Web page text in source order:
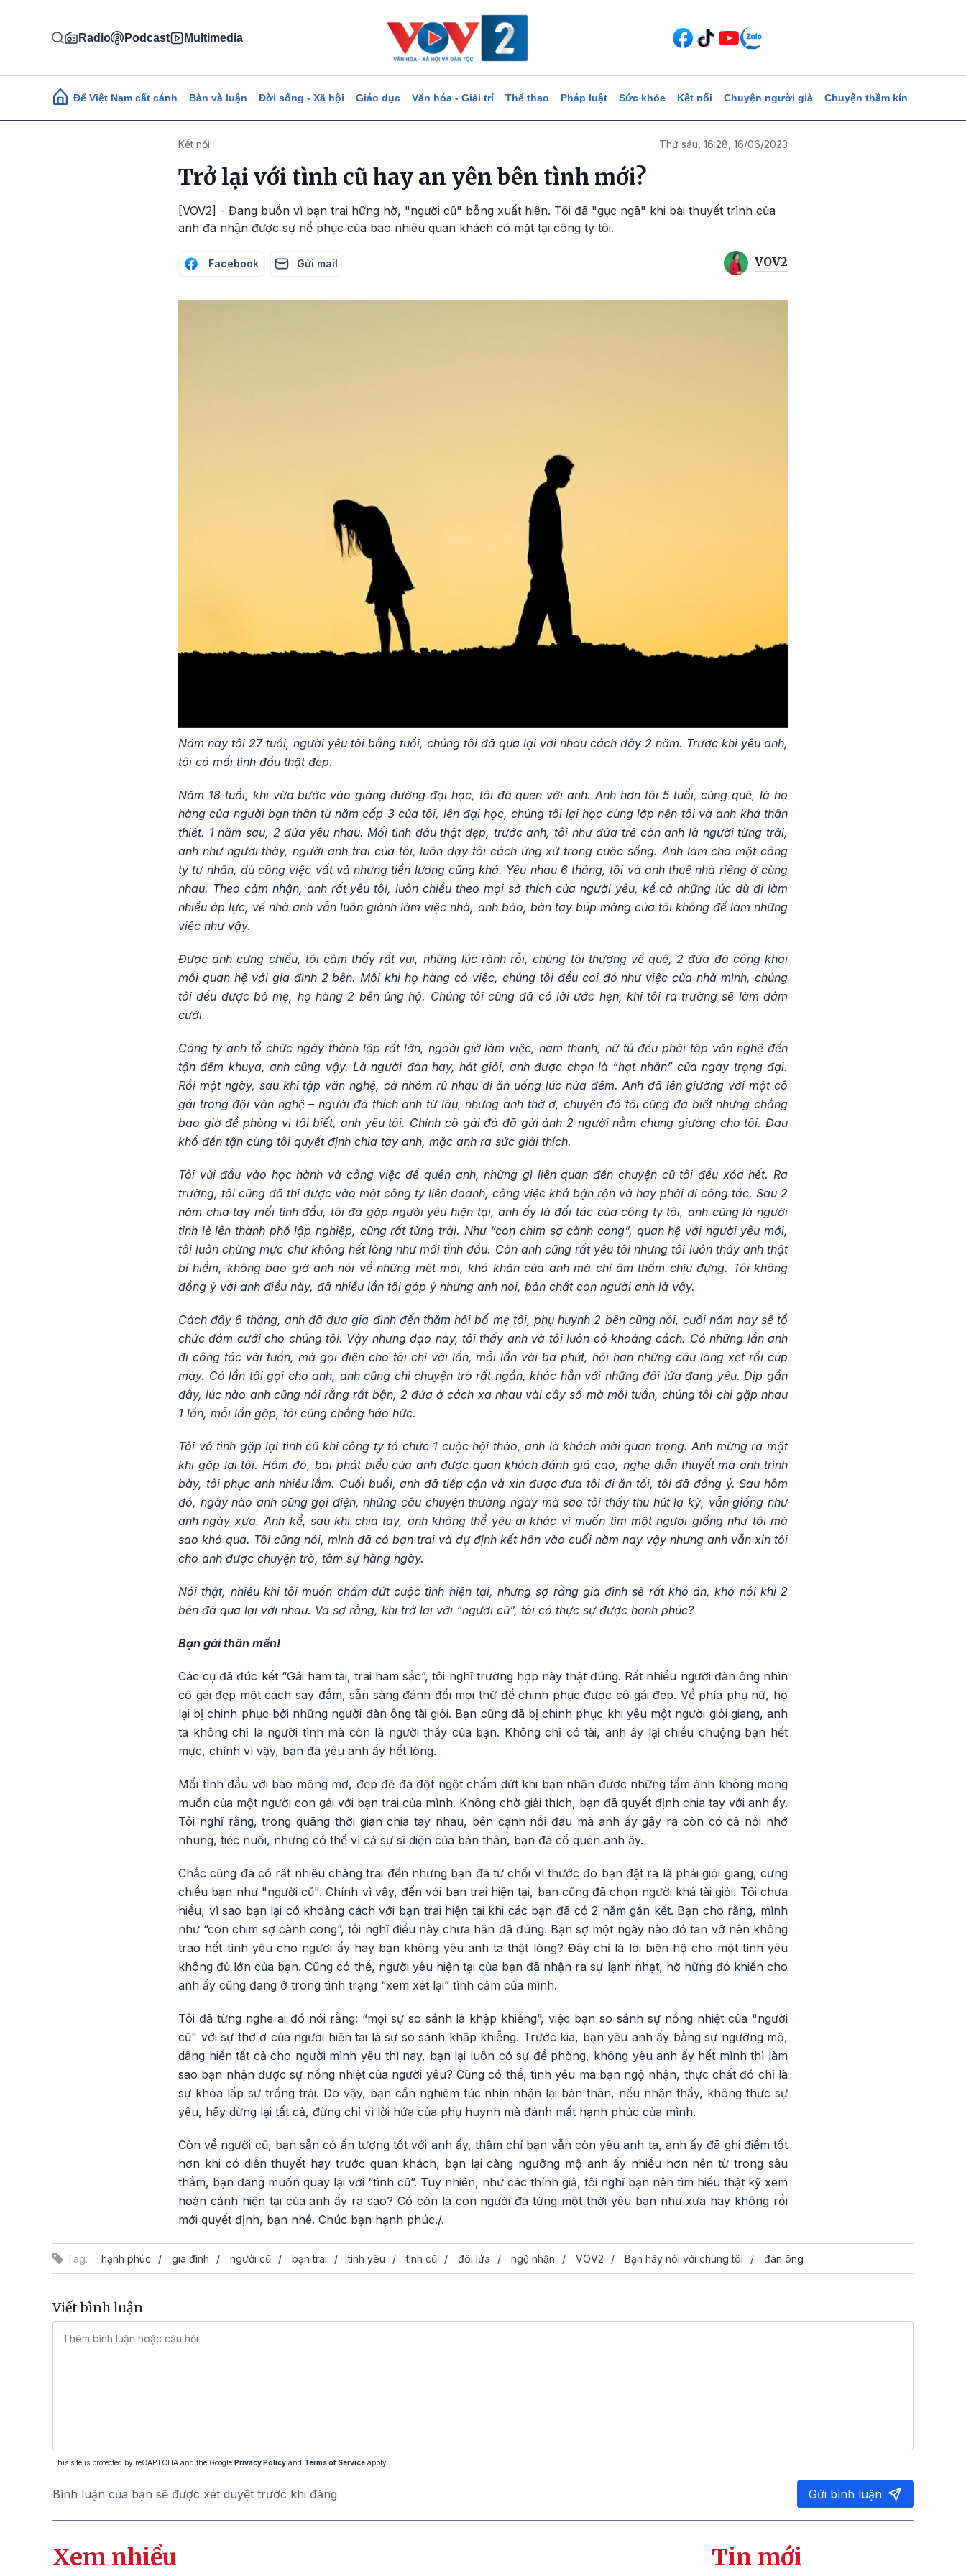
Radio Podcast Multimedia
Main navigation
Để Việt Nam cất cánh Bàn và luận Đời sống - Xã hội Giáo dục Văn hóa - Giải trí Thể thao Pháp luật Sức khỏe Kết nối Chuyện người già Chuyện thầm kín
Kết nối Thứ sáu, 16:28, 16/06/2023
Trở lại với tình cũ hay an yên bên tình mới?
[VOV2] - Đang buồn vì bạn trai hững hờ, "người cũ" bỗng xuất hiện. Tôi đã "gục ngã" khi bài thuyết trình của
anh đã nhận được sự nể phục của bao nhiêu quan khách có mặt tại công ty tôi.
Facebook Gửi mail VOV2
Năm nay tôi 27 tuổi, người yêu tôi bằng tuổi, chúng tôi đã qua lại với nhau cách đây 2 năm. Trước khi yêu anh,
tôi có mối tình đầu thật đẹp.
Năm 18 tuổi, khi vừa bước vào giảng đường đại học, tôi đã quen với anh. Anh hơn tôi 5 tuổi, cùng quê, là họ
hàng của người bạn thân từ năm cấp 3 của tôi, lên đại học, chúng tôi lại học cùng lớp nên tôi và anh khá thân
thiết. 1 năm sau, 2 đứa yêu nhau. Mối tình đầu thật đẹp, trước anh, tôi như đứa trẻ còn anh là người từng trải,
anh như người thày, người anh trai của tôi, luôn dạy tôi cách ứng xử trong cuộc sống. Anh làm cho một công
ty tư nhân, dù công việc vất vả nhưng tiền lương cũng khá. Yêu nhau 6 tháng, tôi và anh thuê nhà riêng ở cùng
nhau. Theo cảm nhận, anh rất yêu tôi, luôn chiều theo mọi sở thích của người yêu, kể cả những lúc dù đi làm
nhiều áp lực, về nhà anh vẫn luôn giành làm việc nhà, anh bảo, bàn tay búp măng của tôi không để làm những
việc như vậy.
Được anh cưng chiều, tôi cảm thấy rất vui, những lúc rảnh rỗi, chúng tôi thường về quê, 2 đứa đã công khai
mối quan hệ với gia đình 2 bên. Mỗi khi họ hàng có việc, chúng tôi đều coi đó như việc của nhà mình, chúng
tôi đều được bố mẹ, họ hàng 2 bên ủng hộ. Chúng tôi cũng đã có lời ước hẹn, khi tôi ra trường sẽ làm đám
cưới.
Công ty anh tổ chức ngày thành lập rất lớn, ngoài giờ làm việc, nam thanh, nữ tú đều phải tập văn nghệ đến
tận đêm khuya, anh cũng vậy. Là người đàn hay, hát giỏi, anh được chọn là “hạt nhân” của ngày trọng đại.
Rồi một ngày, sau khi tập văn nghệ, cả nhóm rủ nhau đi ăn uống lúc nửa đêm. Anh đã lên giường với một cô
gái trong đội văn nghệ – người đã thích anh từ lâu, nhưng anh thờ ơ, chuyện đó tôi cũng đã biết nhưng chẳng
bao giờ đề phòng vì tôi biết, anh yêu tôi. Chính cô gái đó đã gửi ảnh 2 người nằm chung giường cho tôi. Đau
khổ đến tận cùng tôi quyết định chia tay anh, mặc anh ra sức giải thích.
Tôi vùi đầu vào học hành và công việc để quên anh, những gì liên quan đến chuyện cũ tôi đều xóa hết. Ra
trường, tôi cũng đã thi được vào một công ty liên doanh, công việc khá bận rộn và hay phải đi công tác. Sau 2
năm chia tay mối tình đầu, tôi đã gặp người yêu hiện tại, anh ấy là đối tác của công ty tôi, anh cũng là người
tỉnh lẻ lên thành phố lập nghiệp, cũng rất từng trải. Như “con chim sợ cành cong”, quan hệ với người yêu mới,
tôi luôn chừng mực chứ không hết lòng như mối tình đầu. Còn anh cũng rất yêu tôi nhưng tôi luôn thấy anh thật
bí hiểm, không bao giờ anh nói về những mệt mỏi, khó khăn của anh mà chỉ âm thầm chịu đựng. Tôi không
đồng ý với anh điều này, đã nhiều lần tôi góp ý nhưng anh nói, bản chất con người anh là vậy.
Cách đây 6 tháng, anh đã đưa gia đình đến thăm hỏi bố mẹ tôi, phụ huynh 2 bên cũng nói, cuối năm nay sẽ tổ
chức đám cưới cho chúng tôi. Vậy nhưng dạo này, tôi thấy anh và tôi luôn có khoảng cách. Có những lần anh
đi công tác vài tuần, mà gọi điện cho tôi chỉ vài lần, mỗi lần vài ba phút, hỏi han những câu lãng xẹt rồi cúp
máy. Có lần tôi gọi cho anh, anh cũng chỉ chuyện trò rất ngắn, khác hẳn với những đôi lứa đang yêu. Dịp gần
đây, lúc nào anh cũng nói rằng rất bận, 2 đứa ở cách xa nhau vài cây số mà mỗi tuần, chúng tôi chỉ gặp nhau
1 lần, mỗi lần gặp, tôi cũng chẳng háo hức.
Tôi vô tình gặp lại tình cũ khi công ty tổ chức 1 cuộc hội thảo, anh là khách mời quan trọng. Anh mừng ra mặt
khi gặp lại tôi. Hôm đó, bài phát biểu của anh được quan khách đánh giá cao, nghe diễn thuyết mà anh trình
bày, tôi phục anh nhiều lắm. Cuối buổi, anh đã tiếp cận và xin được đưa tôi đi ăn tối, tôi đã đồng ý. Sau hôm
đó, ngày nào anh cũng gọi điện, những câu chuyện thường ngày mà sao tôi thấy thu hút lạ kỳ, vẫn giống như
anh ngày xưa. Anh kể, sau khi chia tay, anh không thể yêu ai khác vì muốn tìm một người giống như tôi mà
sao khó quá. Tôi cũng nói, mình đã có bạn trai và dự định kết hôn vào cuối năm nay vậy nhưng anh vẫn xin tôi
cho anh được chuyện trò, tâm sự hàng ngày.
Nói thật, nhiều khi tôi muốn chấm dứt cuộc tình hiện tại, nhưng sợ rằng gia đình sẽ rất khó ăn, khó nói khi 2
bên đã qua lại với nhau. Và sợ rằng, khi trở lại với “người cũ”, tôi có thực sự được hạnh phúc?
Bạn gái thân mến!
Các cụ đã đúc kết “Gái ham tài, trai ham sắc”, tôi nghĩ trường hợp này thật đúng. Rất nhiều người đàn ông nhìn
cô gái đẹp một cách say đắm, sẵn sàng đánh đổi mọi thứ để chinh phục được cô gái đẹp. Về phía phụ nữ, họ
lại bị chinh phục bởi những người đàn ông tài giỏi. Bạn cũng đã bị chinh phục khi yêu một người giỏi giang, anh
ta không chỉ là người tình mà còn là người thầy của bạn. Không chỉ có tài, anh ấy lại chiều chuộng bạn hết
mực, chính vì vậy, bạn đã yêu anh ấy hết lòng.
Mối tình đầu với bao mộng mơ, đẹp đẽ đã đột ngột chấm dứt khi bạn nhận được những tấm ảnh không mong
muốn của một người con gái với bạn trai của mình. Không chờ giải thích, bạn đã quyết định chia tay với anh ấy.
Tôi nghĩ rằng, trong quãng thời gian chia tay nhau, bên cạnh nỗi đau mà anh ấy gây ra còn có cả nỗi nhớ
nhung, tiếc nuối, nhưng có thể vì cả sự sĩ diện của bản thân, bạn đã cố quên anh ấy.
Chắc cũng đã có rất nhiều chàng trai đến nhưng bạn đã từ chối vì thước đo bạn đặt ra là phải giỏi giang, cưng
chiều bạn như "người cũ". Chính vì vậy, đến với bạn trai hiện tại, bạn cũng đã chọn người khá tài giỏi. Tôi chưa
hiểu, vì sao bạn lại có khoảng cách với bạn trai hiện tại khi các bạn đã có 2 năm gắn kết. Bạn cho rằng, mình
như “con chim sợ cành cong”, tôi nghĩ điều này chưa hẳn đã đúng. Bạn sợ một ngày nào đó tan vỡ nên không
trao hết tình yêu cho người ấy hay bạn không yêu anh ta thật lòng? Đây chỉ là lời biện hộ cho một tình yêu
không đủ lớn của bạn. Cũng có thể, người yêu hiện tại của bạn đã nhận ra sự lạnh nhạt, hờ hững đó khiến cho
anh ấy cũng đang ở trong tình trạng “xem xét lại” tình cảm của mình.
Tôi đã từng nghe ai đó nói rằng: “mọi sự so sánh là khập khiễng”, việc bạn so sánh sự nồng nhiệt của "người
cũ" với sự thờ ơ của người hiện tại là sự so sánh khập khiễng. Trước kia, bạn yêu anh ấy bằng sự ngưỡng mộ,
dâng hiến tất cả cho người mình yêu thì nay, bạn lại luôn có sự đề phòng, không yêu anh ấy hết mình thì làm
sao bạn nhận được sự nồng nhiệt của người yêu? Cũng có thể, tình yêu mà bạn ngộ nhận, thực chất đó chỉ là
sự khỏa lấp sự trống trải. Do vậy, bạn cần nghiêm túc nhìn nhận lại bản thân, nếu nhận thấy, không thực sự
yêu, hãy dừng lại tất cả, đừng chỉ vì lời hứa của phụ huynh mà đánh mất hạnh phúc của mình.
Còn về người cũ, bạn sẵn có ấn tượng tốt với anh ấy, thậm chí bạn vẫn còn yêu anh ta, anh ấy đã ghi điểm tốt
hơn khi có diễn thuyết hay trước quan khách, bạn lại càng ngưỡng mộ anh ấy nhiều hơn nên từ trong sâu
thẳm, bạn đang muốn quay lại với “tình cũ”. Tuy nhiên, như các thính giả, tôi nghĩ bạn nên tìm hiểu thật kỹ xem
hoàn cảnh hiện tại của anh ấy ra sao? Có còn là con người đã từng một thời yêu bạn như xưa hay không rồi
mới quyết định, bạn nhé. Chúc bạn hạnh phúc./.
Tag: hạnh phúc gia đình người cũ bạn trai tình yêu tình cũ đôi lứa ngộ nhận VOV2 Bạn hãy nói với chúng tôi đàn ông
Viết bình luận
This site is protected by reCAPTCHA and the Google Privacy Policy and Terms of Service apply.
Bình luận của bạn sẽ được xét duyệt trước khi đăng Gửi bình luận
Xem nhiều Tin mới